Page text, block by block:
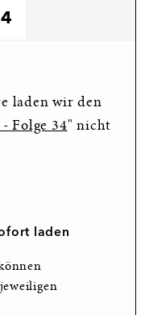
laden wir den
Folge 34" nicht
laden